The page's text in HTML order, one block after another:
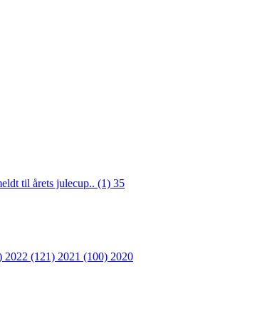
til årets julecup.. (1) 35
2022 (121) 2021 (100) 2020